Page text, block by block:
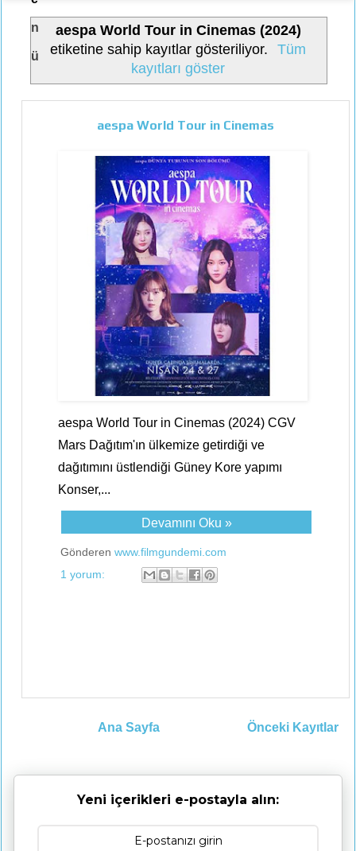
n
ü
aespa World Tour in Cinemas (2024)
etiketine sahip kayıtlar gösteriliyor.
Tüm
kayıtları göster
aespa World Tour in Cinemas
aespa World Tour in Cinemas (2024) CGV
Mars Dağıtım'ın ülkemize getirdiği ve
dağıtımını üstlendiği Güney Kore yapımı
Konser,...
Devamını Oku »
Gönderen www.filmgundemi.com
1 yorum:
Önceki Kayıtlar
Ana Sayfa
Yeni içerikleri e-postayla alın: